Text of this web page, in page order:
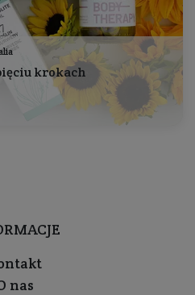
krokach
nas